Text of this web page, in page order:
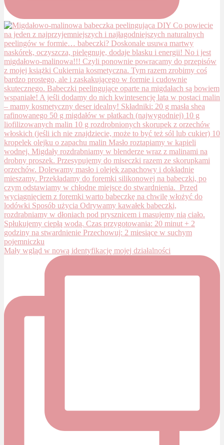
Mały wgląd w nową identyfikację mojej działalności